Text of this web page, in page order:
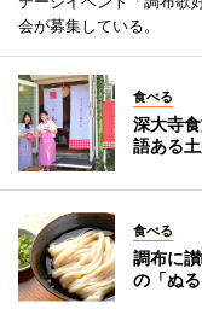
会が募集している。
食べる
深大寺
語ある
食べる
調布に
の「ぬ